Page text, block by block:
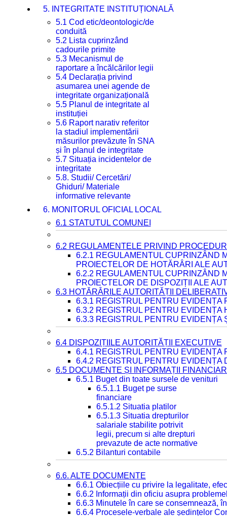
5. INTEGRITATE INSTITUȚIONALĂ
5.1 Cod etic/deontologic/de
conduită
5.2 Lista cuprinzând
cadourile primite
5.3 Mecanismul de
raportare a încălcărilor legii
5.4 Declarația privind
asumarea unei agende de
integritate organizațională
5.5 Planul de integritate al
instituției
5.6 Raport narativ referitor
la stadiul implementării
măsurilor prevăzute în SNA
și în planul de integritate
5.7 Situația incidentelor de
integritate
5.8. Studii/ Cercetări/
Ghiduri/ Materiale
informative relevante
6. MONITORUL OFICIAL LOCAL
6.1 STATUTUL COMUNEI
6.2 REGULAMENTELE PRIVIND
6.2.1 REGULAMENTUL CUPRINZÂND
PROIECTELOR DE HOTĂRÂRI ALE
6.2.2 REGULAMENTUL CUPRINZÂND
PROIECTELOR DE DISPOZIȚII ALE
6.3 HOTĂRÂRILE AUTORITĂȚII
6.3.1 REGISTRUL PENTRU EVIDENȚA
6.3.2 REGISTRUL PENTRU EVIDENȚA
6.3.3 REGISTRUL PENTRU EVIDENȚA
6.4 DISPOZIȚIILE AUTORITĂȚII EXECUTIVE
6.4.1 REGISTRUL PENTRU EVIDENȚA
6.4.2 REGISTRUL PENTRU EVIDENȚA
6.5 DOCUMENTE ȘI INFORMAȚII
6.5.1 Buget din toate sursele de venituri
6.5.1.1 Buget pe surse
financiare
6.5.1.2 Situatia platilor
6.5.1.3 Situatia drepturilor
salariale stabilite potrivit
legii, precum si alte drepturi
prevazute de acte normative
6.5.2 Bilanturi contabile
6.6. ALTE DOCUMENTE
6.6.1 Obiecțiile cu privire la legalitate,
6.6.2 Informații din oficiu asupra
6.6.3 Minutele în care se consemnează,
6.6.4 Procesele-verbale ale ședințelor